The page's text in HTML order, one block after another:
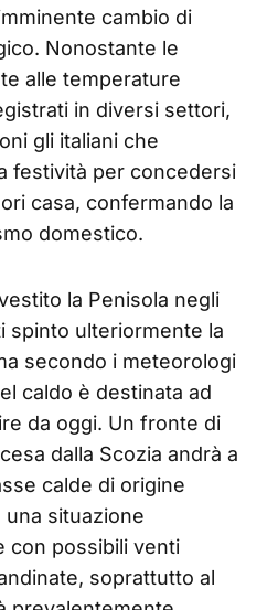
cambio di
Nonostante le
alle temperature
in diversi settori,
gli italiani che
festività per concedersi
casa, confermando la
domestico.
la Penisola negli
spinto ulteriormente la
secondo i meteorologi
caldo è destinata ad
da oggi. Un fronte di
dalla Scozia andrà a
calde di origine
situazione
con possibili venti
soprattutto al